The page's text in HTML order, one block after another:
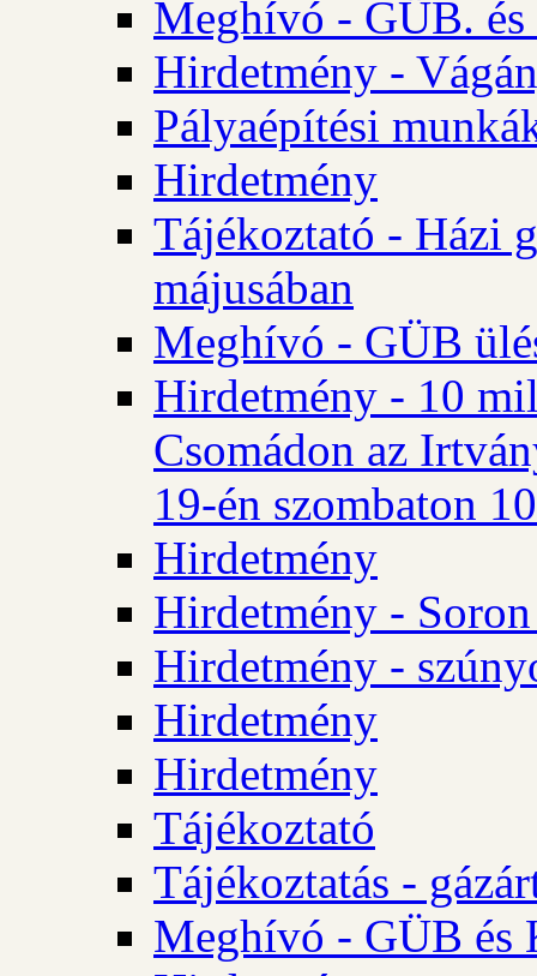
Meghívó - GÜB.
Hirdetmény -
Pályaépítési
Hirdetmény
Tájékoztató - Házi
májusában
Meghívó - GÜB
Hirdetmény - 10
Csomádon az
19-én szombaton
Hirdetmény
Hirdetmény -
Hirdetmény -
Hirdetmény
Hirdetmény
Tájékoztató
Tájékoztatás -
Meghívó - GÜB és